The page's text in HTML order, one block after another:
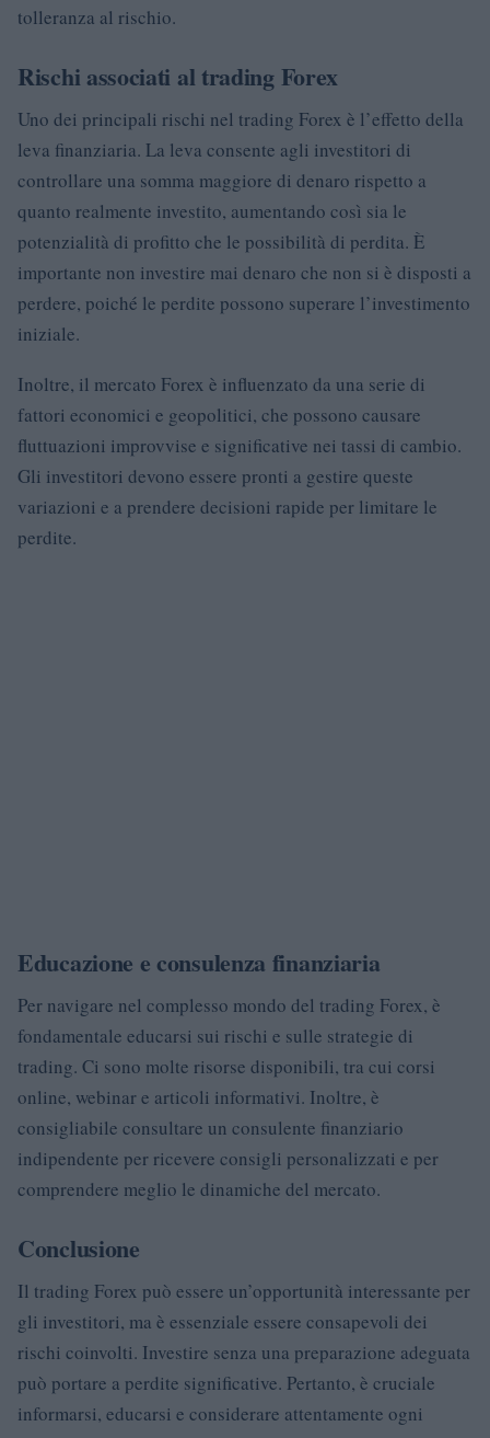
tolleranza al rischio.
Rischi associati al trading Forex
Uno dei principali rischi nel trading Forex è l’effetto della
leva finanziaria. La leva consente agli investitori di
controllare una somma maggiore di denaro rispetto a
quanto realmente investito, aumentando così sia le
potenzialità di profitto che le possibilità di perdita. È
importante non investire mai denaro che non si è disposti a
perdere, poiché le perdite possono superare l’investimento
iniziale.
Inoltre, il mercato Forex è influenzato da una serie di
fattori economici e geopolitici, che possono causare
fluttuazioni improvvise e significative nei tassi di cambio.
Gli investitori devono essere pronti a gestire queste
variazioni e a prendere decisioni rapide per limitare le
perdite.
Educazione e consulenza finanziaria
Per navigare nel complesso mondo del trading Forex, è
fondamentale educarsi sui rischi e sulle strategie di
trading. Ci sono molte risorse disponibili, tra cui corsi
online, webinar e articoli informativi. Inoltre, è
consigliabile consultare un consulente finanziario
indipendente per ricevere consigli personalizzati e per
comprendere meglio le dinamiche del mercato.
Conclusione
Il trading Forex può essere un’opportunità interessante per
gli investitori, ma è essenziale essere consapevoli dei
rischi coinvolti. Investire senza una preparazione adeguata
può portare a perdite significative. Pertanto, è cruciale
informarsi, educarsi e considerare attentamente ogni